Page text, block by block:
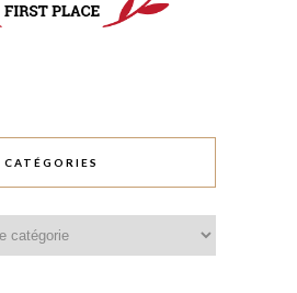
CATÉGORIES